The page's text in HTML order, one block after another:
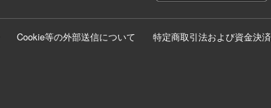
Cookie等の外部送信について
特定商取引法および資金決